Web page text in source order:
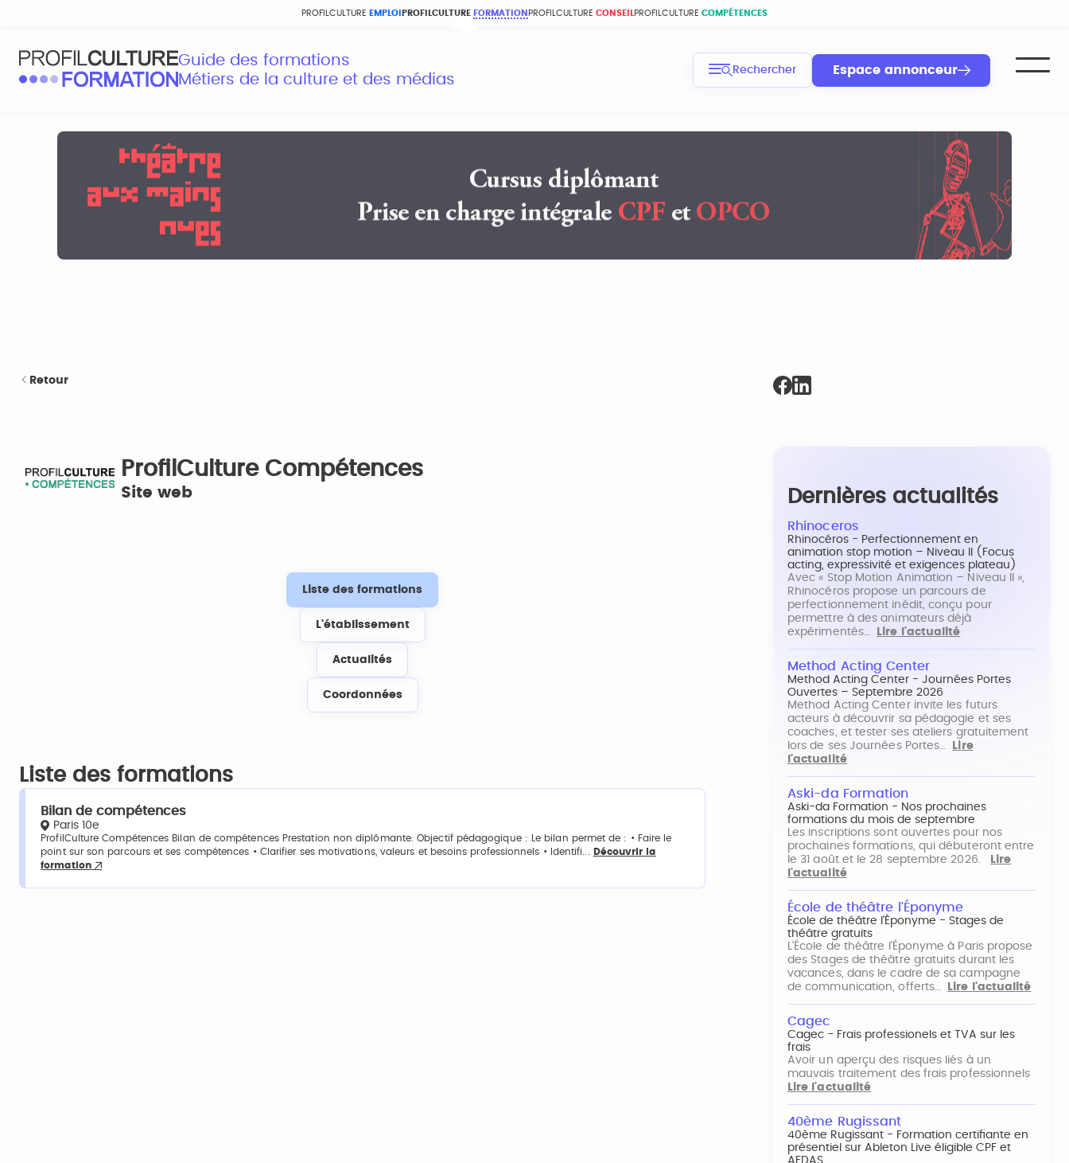
PROFILCULTURE EMPLOI PROFILCULTURE FORMATION PROFILCULTURE CONSEIL PROFILCULTURE COMPÉTENCES
Guide des formations
Métiers de la culture et des médias
Rechercher Espace annonceur
Retour
ProfilCulture Compétences
Site web
Liste des formations
L'établissement
Actualités
Coordonnées
Liste des formations
Bilan de compétences
Paris 10e
ProfilCulture Compétences Bilan de compétences Prestation non diplômante. Objectif pédagogique : Le bilan permet de : • Faire le
point sur son parcours et ses compétences • Clarifier ses motivations, valeurs et besoins professionnels • Identifi...
Découvrir la
formation
Dernières actualités
Rhinoceros
Rhinocéros - Perfectionnement en
animation stop motion – Niveau II (Focus
acting, expressivité et exigences plateau)
Avec « Stop Motion Animation – Niveau II »,
Rhinocéros propose un parcours de
perfectionnement inédit, conçu pour
permettre à des animateurs déjà
expérimentés…
Lire l'actualité
Method Acting Center
Method Acting Center - Journées Portes
Ouvertes – Septembre 2026
Method Acting Center invite les futurs
acteurs à découvrir sa pédagogie et ses
coaches, et tester ses ateliers gratuitement
lors de ses Journées Portes…
Lire
l'actualité
Aski-da Formation
Aski-da Formation - Nos prochaines
formations du mois de septembre
Les inscriptions sont ouvertes pour nos
prochaines formations, qui débuteront entre
le 31 août et le 28 septembre 2026.
Lire
l'actualité
École de théâtre l'Éponyme
École de théâtre l'Éponyme - Stages de
théâtre gratuits
L'École de théâtre l'Éponyme à Paris propose
des Stages de théâtre gratuits durant les
vacances, dans le cadre de sa campagne
de communication, offerts…
Lire l'actualité
Cagec
Cagec - Frais professionels et TVA sur les
frais
Avoir un aperçu des risques liés à un
mauvais traitement des frais professionnels
Lire l'actualité
40ème Rugissant
40ème Rugissant - Formation certifiante en
présentiel sur Ableton Live éligible CPF et
AFDAS